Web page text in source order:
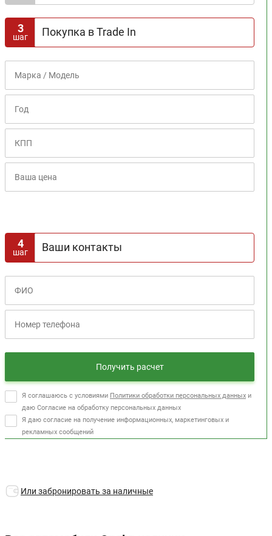
Доступна госпрограмма
Срок кредита
1 2
Первоначальный взнос
0% 10% 20% 30% 40% 50% 60% 70%
Расчет кредита
3
шаг Покупка в Trade In
4
шаг Ваши контакты
Получить расчет
Я соглашаюсь с условиями Политики обработки персональных данных и
даю Согласие на обработку персональных данных
Я даю согласие на получение информационных, маркетинговых и
рекламных сообщений
Или забронировать за наличные